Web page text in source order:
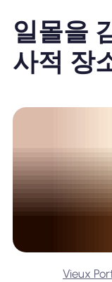
일몰을
사적 장
Vieux